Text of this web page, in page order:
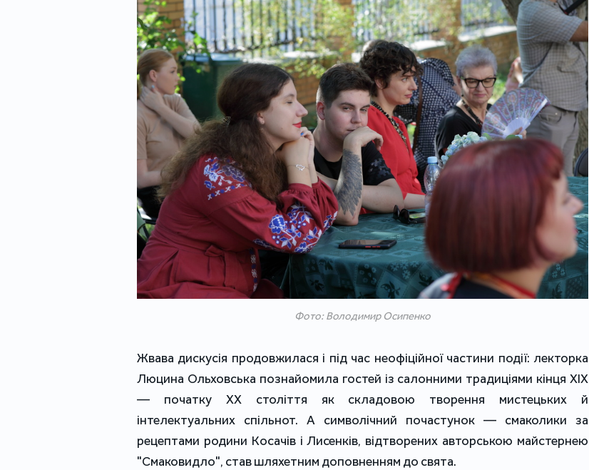
Фото: Володимир Осипенко
Жвава дискусія продовжилася і під час неофіційної частини події: лекторка
Люцина Ольховська познайомила гостей із салонними традиціями кінця ХІХ
— початку ХХ століття як складовою творення мистецьких й
інтелектуальних спільнот. А символічний почастунок — смаколики за
рецептами родини Косачів і Лисенків, відтворених авторською майстернею
"Смаковидло", став шляхетним доповненням до свята.